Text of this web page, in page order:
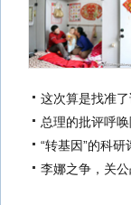
这次算是找准
总理的批评呼
“转基因”的科研
李娜之争，关